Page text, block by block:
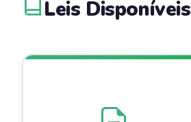
Leis Disponíveis